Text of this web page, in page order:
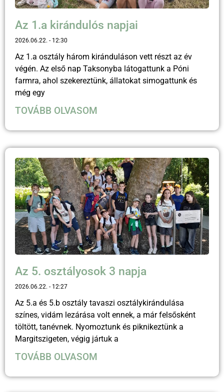
Az 1.a kirándulós napjai
2026.06.22. 12:30
Az 1.a osztály három kiránduláson vett részt az év
végén. Az első nap Taksonyba látogattunk a Póni
farmra, ahol szekereztünk, állatokat simogattunk és
még egy
TOVÁBB OLVASOM
Az 5. osztályosok 3 napja
2026.06.22. 12:27
Az 5.a és 5.b osztály tavaszi osztálykirándulása
színes, vidám lezárása volt ennek, a már felsősként
töltött, tanévnek. Nyomoztunk és piknikeztünk a
Margitszigeten, végig jártuk a
TOVÁBB OLVASOM